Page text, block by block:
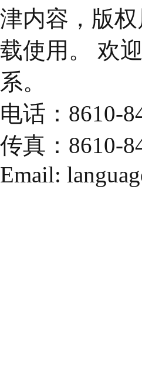
津内容，版
载使用。 欢
系。
电话：8610-
传真：8610-
Email: